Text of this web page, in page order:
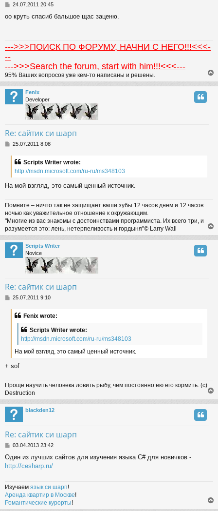
P
s
24.07.2011 20:45
оо круть спасиб бальшое щас заценю.
--->>>ПОИСК ПО ФОРУМУ, НАЧНИ С НЕГО!!!<<<-
--
--->>>Search the forum, start with him!!!<<<---
95% Ваших вопросов уже кем-то написаны и решены.
o
p
Fenix
Developer
Re: сайтик си шарп
P25.07.2011 8:08
Scripts Writer wrote:
http://msdn.microsoft.com/ru-ru/ms348103
На мой взгляд, это самый ценный источник.
Помните – ничто так не защищает ваши зубы 12 часов днем и 12 часов
ночью как уважительное отношение к окружающим.
"Многие из вас знакомы с достоинствами программиста. Их всего три, и
разумеется это: лень, нетерпеливость и гордыня"© Larry Wall
o
p
Scripts Writer
Novice
Re: сайтик си шарп
P25.07.2011 9:10
Fenix wrote:
Scripts Writer wrote:
http://msdn.microsoft.com/ru-ru/ms348103
На мой взгляд, это самый ценный источник.
+ sof
Проще научить человека ловить рыбу, чем постоянно ею его кормить. (с)
Destruction
o
p
blackden12
Re: сайтик си шарп
P
s
t
03.04.2013 23:42
Один из лучших сайтов для изучения языка C# для новичков -
http://cesharp.ru/
Изучаем язык си шарп!
Аренда квартир в Москве!
Романтические курорты!
o